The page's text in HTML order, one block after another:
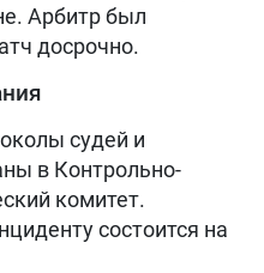
Арбитр был
досрочно.
судей и
в Контрольно-
комитет.
состоится на